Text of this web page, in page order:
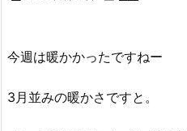
今週は暖かかったですねー
3月並みの暖かさですと。